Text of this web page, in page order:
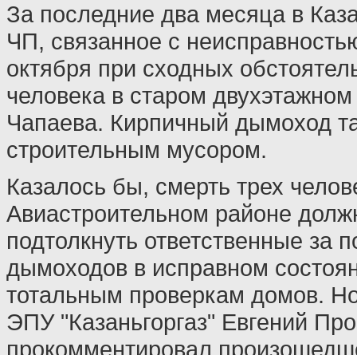
За последние два месяца в
ЧП, связанное с
октября при сходных
человека в старом
Чапаева. Кирпичный дымоход
строительным мусором.
Казалось бы, смерть трех
Авиастроительном районе
подтолкнуть ответственные за
дымоходов в исправном
тотальным проверкам домов.
ЭПУ "Казаньгоргаз" Евгений
прокомментировал